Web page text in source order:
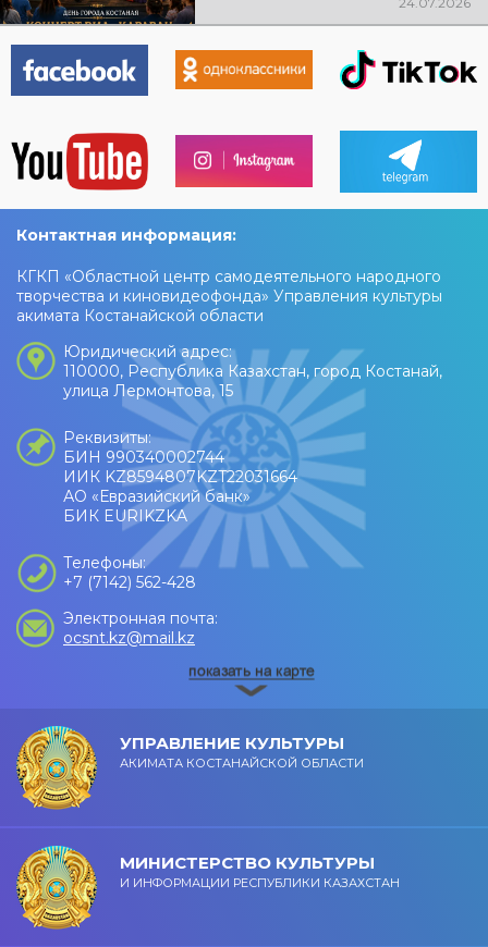
ждут любимые песни, живая
музыка, яркие эмоции и
праздничное настроение!
Контактная информация:
КГКП «Областной центр самодеятельного народного
творчества и киновидеофонда» Управления культуры
акимата Костанайской области
Юридический адрес:
110000, Республика Казахстан, город Костанай,
улица Лермонтова, 15
Реквизиты:
БИН 990340002744
ИИК KZ8594807KZT22031664
АО «Евразийский банк»
БИК EURIKZKA
Телефоны:
+7 (7142) 562-428
Электронная почта:
ocsnt.kz@mail.kz
УПРАВЛЕНИЕ КУЛЬТУРЫ
АКИМАТА КОСТАНАЙСКОЙ ОБЛАСТИ
МИНИСТЕРСТВО КУЛЬТУРЫ
И ИНФОРМАЦИИ РЕСПУБЛИКИ КАЗАХСТАН